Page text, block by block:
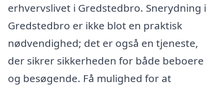
erhvervslivet i Gredstedbro. Snerydning i
Gredstedbro er ikke blot en praktisk
nødvendighed; det er også en tjeneste,
der sikrer sikkerheden for både beboere
og besøgende. Få mulighed for at